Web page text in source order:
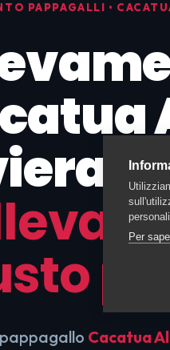
PAPPAGALLI •
per
Cacatua
Per